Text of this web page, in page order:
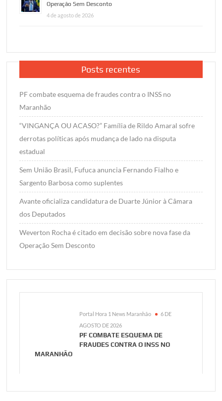
Operação Sem Desconto
4 de agosto de 2026
Posts recentes
PF combate esquema de fraudes contra o INSS no
Maranhão
“VINGANÇA OU ACASO?” Família de Rildo Amaral sofre
derrotas políticas após mudança de lado na disputa
estadual
Sem União Brasil, Fufuca anuncia Fernando Fialho e
Sargento Barbosa como suplentes
Avante oficializa candidatura de Duarte Júnior à Câmara
dos Deputados
Weverton Rocha é citado em decisão sobre nova fase da
Operação Sem Desconto
Portal Hora 1 News Maranhão
6 DE
AGOSTO DE 2026
PF COMBATE ESQUEMA DE
FRAUDES CONTRA O INSS NO
MARANHÃO